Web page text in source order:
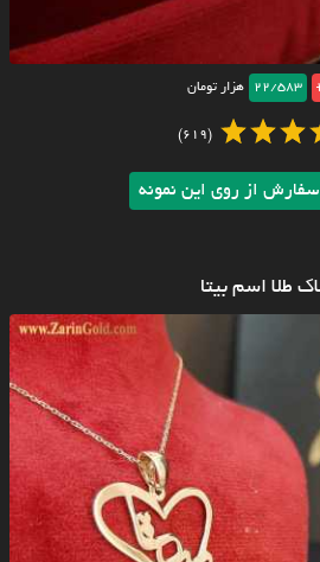
22/583 هزار تومان
(619)
از روی این نمونه
طلا اسم بیتا